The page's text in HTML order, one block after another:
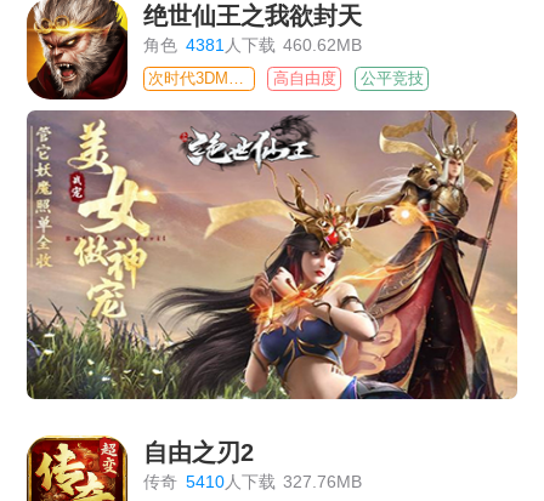
绝世仙王之我欲封天
角色 4381人下载 460.62MB
高自由度 公平竞技
自由之刃2
传奇 5410人下载 327.76MB